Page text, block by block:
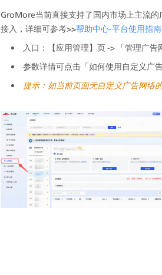
GroMore当前直接支持了国内市场上主流
接入，详细可参考>>帮助中心-平台使用指
入口：【应用管理】页 -> 「管理广告
参数详情可点击「如何使用自定义广
提示：如当前页面无自定义广告网络